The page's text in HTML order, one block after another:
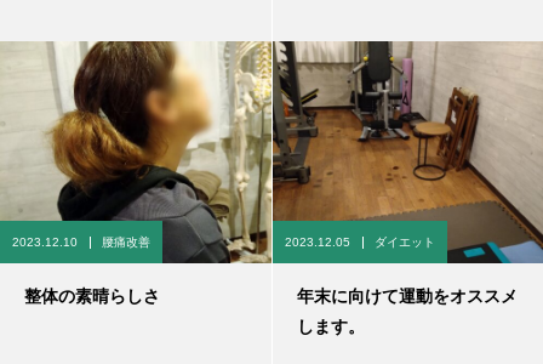
2023.12.10 腰痛改善
整体の素晴らしさ
2023.12.05 ダイエット
年末に向けて運動をオススメ
します。